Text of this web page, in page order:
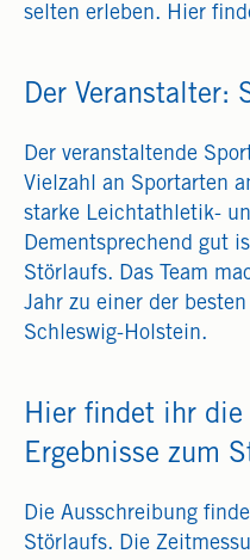
selten erleben. Hier
Der Veranstalter:
Der veranstaltende
Vielzahl an Sportarten
starke Leichtathletik-
Dementsprechend gut
Störlaufs. Das Team
Jahr zu einer der
Schleswig-Holstein.
Hier findet ihr die
Ergebnisse zum
Die Ausschreibung
Störlaufs. Die